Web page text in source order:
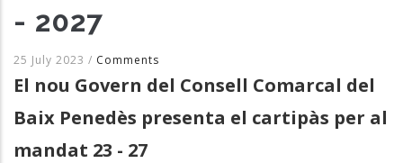
- 2027
25 July 2023 / Comments
El nou Govern del Consell Comarcal del
Baix Penedès presenta el cartipàs per al
mandat 23 - 27